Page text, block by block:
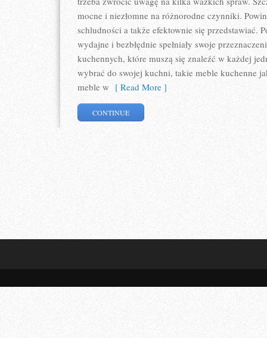
mocne i niezłomne na różnorodne czynniki.
schludności a także efektownie się przedstawiać.
wydajne i bezbłędnie spełniały swoje
kuchennych, które muszą się znaleźć w każdej
wybrać do swojej kuchni, takie meble kuchenne
meble w [ Read More ]
CONTINUE